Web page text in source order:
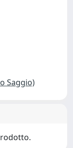
Saggio)